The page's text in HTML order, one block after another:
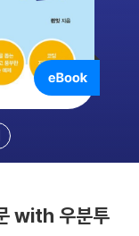
with 우분투